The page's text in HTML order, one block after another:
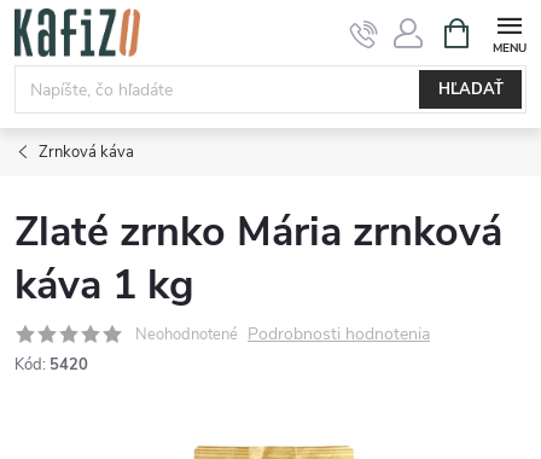
Prejsť
obsah
HĽADAŤ
KOŠÍK
Zrnková káva
Zlaté zrnko Mária zrnková
káva 1 kg
Neohodnotené Podrobnosti hodnotenia
Kód: 5420